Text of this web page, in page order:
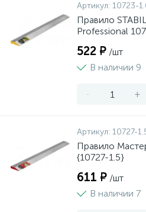
Артикул: 10723-
Правило
Professional
522 ₽ /шт
В наличии 9
- +
Артикул: 10727-
Правило
{10727-1.5}
611 ₽ /шт
В наличии 7